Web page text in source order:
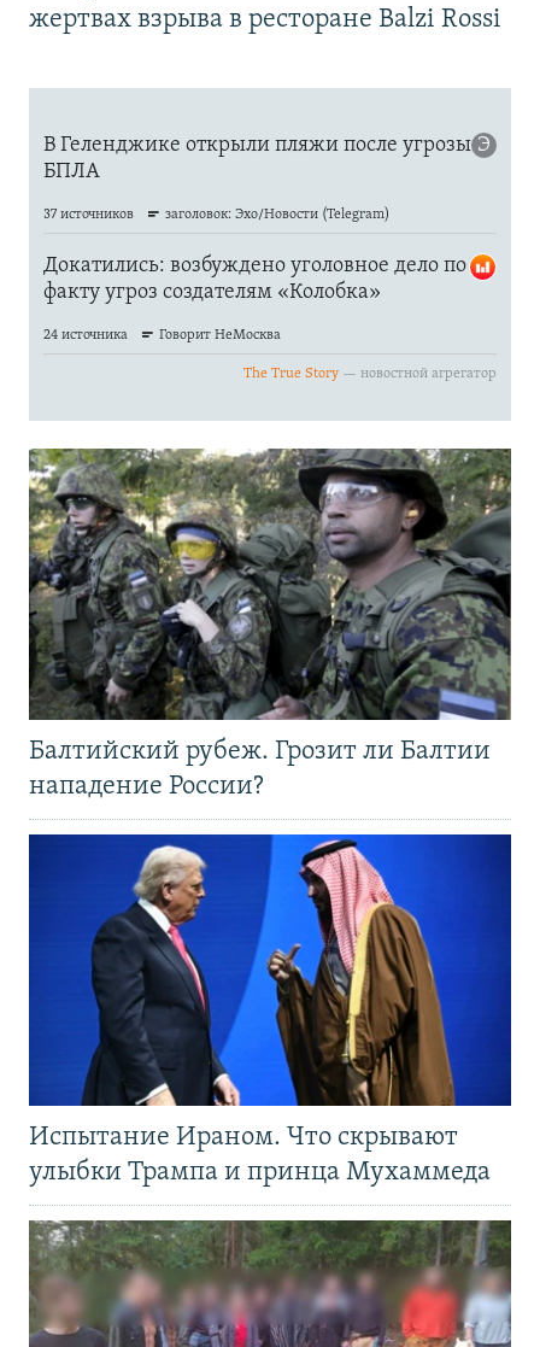
жертвах взрыва в ресторане Balzi Rossi
Балтийский рубеж. Грозит ли Балтии
нападение России?
Испытание Ираном. Что скрывают
улыбки Трампа и принца Мухаммеда